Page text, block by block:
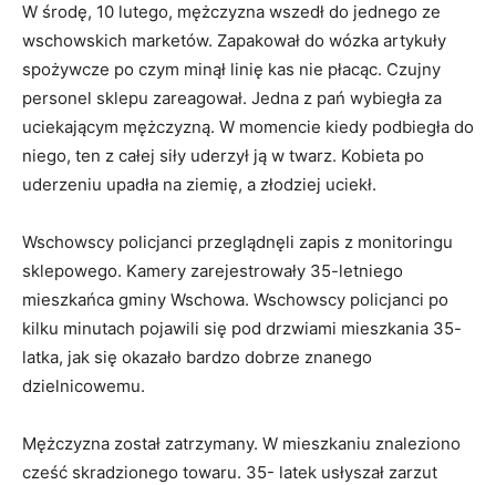
W środę, 10 lutego, mężczyzna wszedł do jednego ze
wschowskich marketów. Zapakował do wózka artykuły
spożywcze po czym minął linię kas nie płacąc. Czujny
personel sklepu zareagował. Jedna z pań wybiegła za
uciekającym mężczyzną. W momencie kiedy podbiegła do
niego, ten z całej siły uderzył ją w twarz. Kobieta po
uderzeniu upadła na ziemię, a złodziej uciekł.
Wschowscy policjanci przeglądnęli zapis z monitoringu
sklepowego. Kamery zarejestrowały 35-letniego
mieszkańca gminy Wschowa. Wschowscy policjanci po
kilku minutach pojawili się pod drzwiami mieszkania 35-
latka, jak się okazało bardzo dobrze znanego
dzielnicowemu.
Mężczyzna został zatrzymany. W mieszkaniu znaleziono
cześć skradzionego towaru. 35- latek usłyszał zarzut